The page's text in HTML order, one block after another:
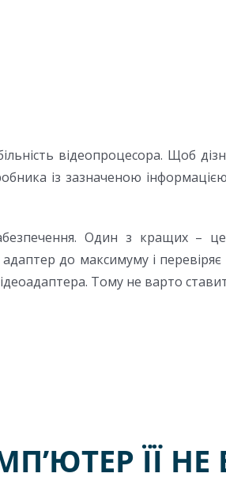
відеопроцесора. Щоб
із зазначеною
Один з кращих –
до максимуму і перевіряє
Тому не варто
ЇЇ НЕ